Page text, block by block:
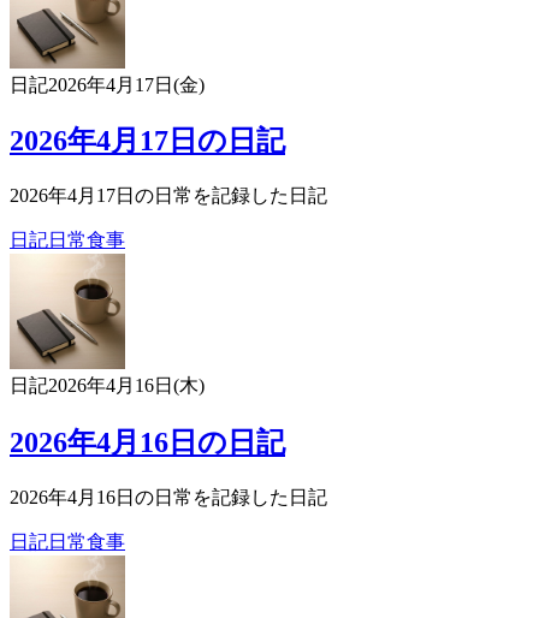
日記2026年4月17日(金)
2026年4月17日の日記
2026年4月17日の日常を記録した日記
日記日常食事
日記2026年4月16日(木)
2026年4月16日の日記
2026年4月16日の日常を記録した日記
日記日常食事